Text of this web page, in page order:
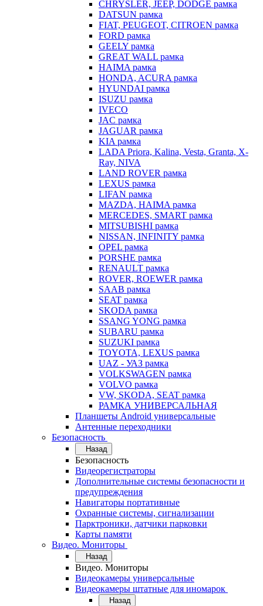
CHRYSLER, JEEP, DODGE рамка
DATSUN рамка
FIAT, PEUGEOT, CITROEN рамка
FORD рамка
GEELY рамка
GREAT WALL рамка
HAIMA рамка
HONDA, ACURA рамка
HYUNDAI рамка
ISUZU рамка
IVECO
JAC рамка
JAGUAR рамка
KIA рамка
LADA Priora, Kalina, Vesta, Granta, X-
Ray, NIVA
LAND ROVER рамка
LEXUS рамка
LIFAN рамка
MAZDA, HAIMA рамка
MERCEDES, SMART рамка
MITSUBISHI рамка
NISSAN, INFINITY рамка
OPEL рамка
PORSHE рамка
RENAULT рамка
ROVER, ROEWER рамка
SAAB рамка
SEAT рамка
SKODA рамка
SSANG YONG рамка
SUBARU рамка
SUZUKI рамка
TOYOTA, LEXUS рамка
UAZ - УАЗ рамка
VOLKSWAGEN рамка
VOLVO рамка
VW, SKODA, SEAT рамка
РАМКА УНИВЕРСАЛЬНАЯ
Планшеты Android универсальные
Антенные переходники
Безопасность
Назад
Безопасность
Видеорегистраторы
Дополнительные системы безопасности и
предупреждения
Навигаторы портативные
Охранные системы, сигнализации
Парктроники, датчики парковки
Карты памяти
Видео. Мониторы
Назад
Видео. Мониторы
Видеокамеры универсальные
Видеокамеры штатные для иномарок
Назад